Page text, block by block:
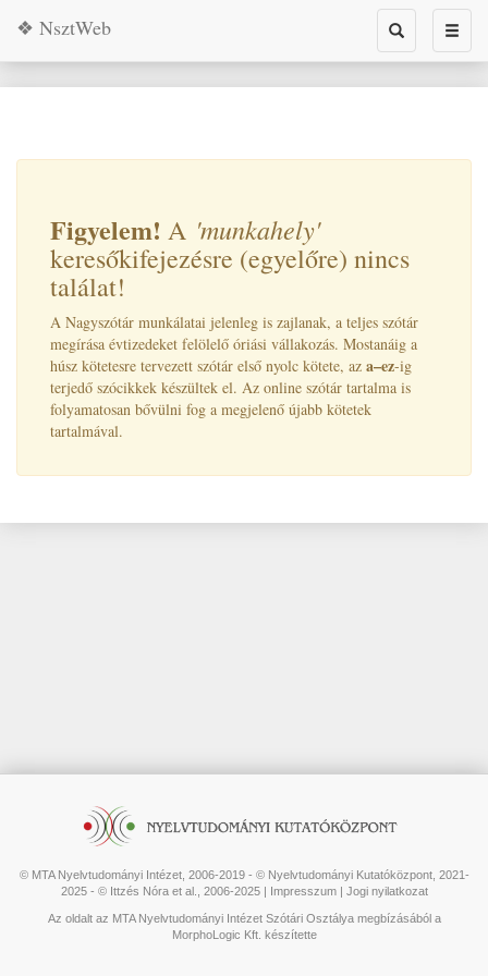
Toggle
search
❖ NsztWeb
Figyelem! A 'munkahely'
keresőkifejezésre (egyelőre) nincs
találat!
A Nagyszótár munkálatai jelenleg is zajlanak, a teljes szótár
megírása évtizedeket felölelő óriási vállakozás. Mostanáig a
húsz kötetesre tervezett szótár első nyolc kötete, az a–ez-ig
terjedő szócikkek készültek el. Az online szótár tartalma is
folyamatosan bővülni fog a megjelenő újabb kötetek
tartalmával.
© MTA Nyelvtudományi Intézet, 2006-2019 - © Nyelvtudományi Kutatóközpont, 2021-
2025 - © Ittzés Nóra et al., 2006-2025 | Impresszum| Jogi nyilatkozat
Az oldalt az MTA Nyelvtudományi Intézet Szótári Osztálya megbízásából a
MorphoLogic Kft. készítette